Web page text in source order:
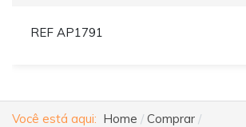
REF AP1791
Você está aqui: Home
Comprar